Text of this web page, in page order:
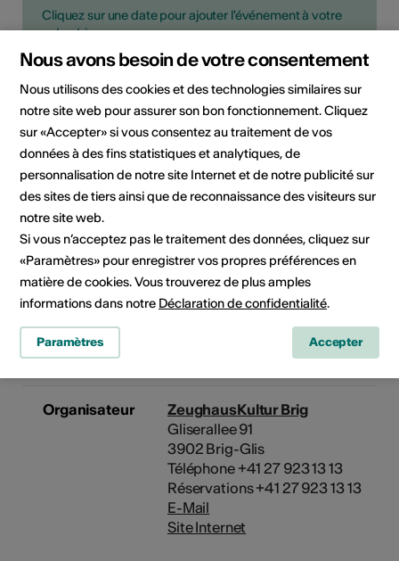
Cliquez sur une date pour ajouter l'événement à votre
calendrier.
Informations sur l'événement
Localisation
Bistro, ZeughausKultur Brig
Gliserallee 91
3902 Brig-Glis
Horaires
d'ouverture de
l'infrastructure
In Verbindung mit dem
Veranstaltungskalender.
Jeden Donnerstag ab 20 Uhr:
"Abusitz": Gemütlicher Hock im
Bistro mit Live Auftritt in
Musik/Film/Theater.
Organisateur
ZeughausKultur Brig
Gliserallee 91
3902 Brig-Glis
Téléphone +41 27 923 13 13
Réservations +41 27 923 13 13
E-Mail
Site Internet
Nous avons besoin de votre consentement
Nous utilisons des cookies et des technologies similaires sur
notre site web pour assurer son bon fonctionnement. Cliquez
sur «Accepter» si vous consentez au traitement de vos
données à des fins statistiques et analytiques, de
personnalisation de notre site Internet et de notre publicité sur
des sites de tiers ainsi que de reconnaissance des visiteurs sur
notre site web.
Si vous n’acceptez pas le traitement des données, cliquez sur
«Paramètres» pour enregistrer vos propres préférences en
matière de cookies. Vous trouverez de plus amples
informations dans notre Déclaration de confidentialité.
Paramètres Accepter